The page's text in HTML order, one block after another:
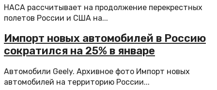
НАСА рассчитывает на продолжение перекрестных
полетов России и США на...
Импорт новых автомобилей в Россию
сократился на 25% в январе
Автомобили Geely. Архивное фото Импорт новых
автомобилей на территорию России...